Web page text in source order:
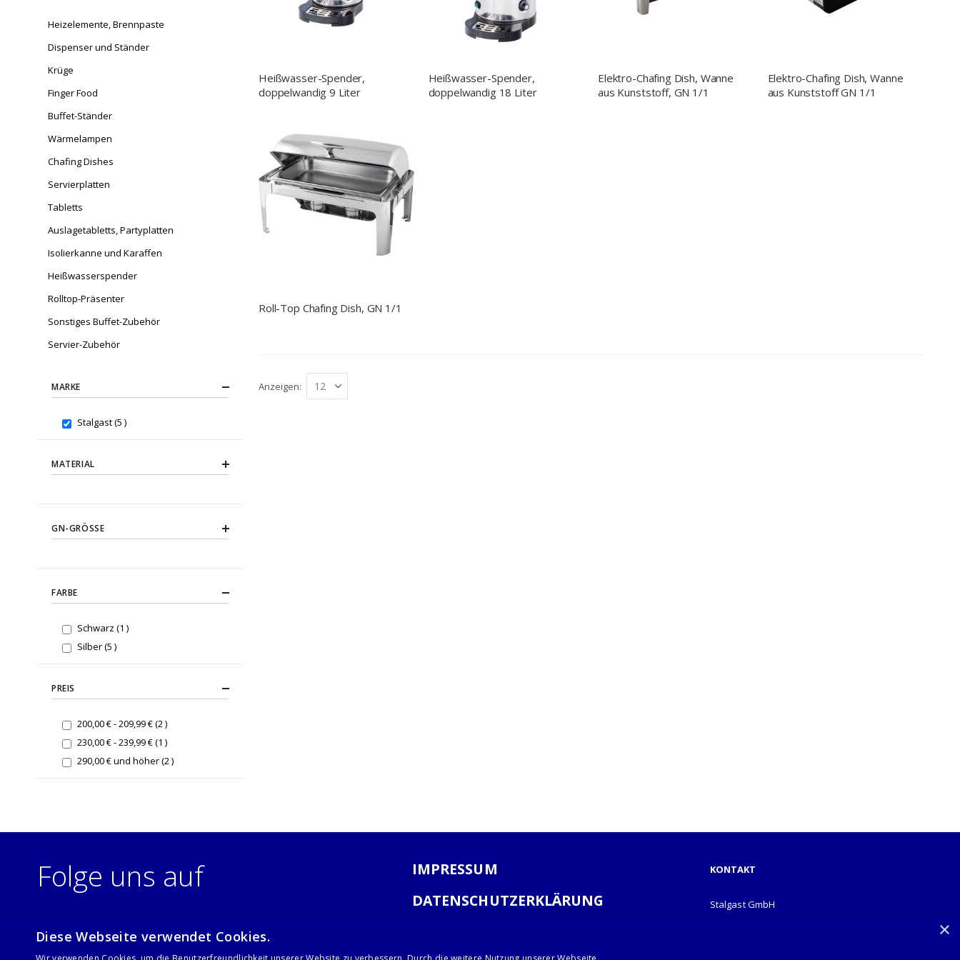
Heißwasser-Spender,
doppelwandig 9 Liter
Heißwasser-Spender,
doppelwandig 18 Liter
Elektro-Chafing Dish, Wanne
aus Kunststoff, GN 1/1
Elektro-Chafing Dish, Wanne
aus Kunststoff GN 1/1
Roll-Top Chafing Dish, GN 1/1
Anzeigen
Heizelemente, Brennpaste
Dispenser und Ständer
Krüge
Finger Food
Buffet-Ständer
Wärmelampen
Chafing Dishes
Servierplatten
Tabletts
Auslagetabletts, Partyplatten
Isolierkanne und Karaffen
Heißwasserspender
Rolltop-Präsenter
Sonstiges Buffet-Zubehör
Servier-Zubehör
MARKE
Stalgast 5 items
MATERIAL
GN-GRÖSSE
FARBE
Schwarz 1 item
Silber 5 items
PREIS
200,00 €-209,99 € 2items
230,00 €-239,99 € 1 item
290,00 €und höher 2items
Folge uns auf
IMPRESSUM
DATENSCHUTZERKLÄRUNG
KONTAKT
Stalgast GmbH
×
Diese Webseite verwendet Cookies.